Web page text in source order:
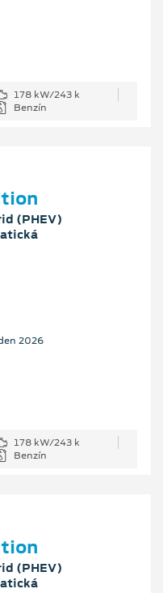
178 kW/243 k
Benzín
(PHEV)
2026
178 kW/243 k
Benzín
(PHEV)